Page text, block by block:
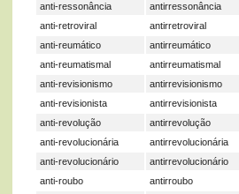
anti-ressonância
antirressonância
anti-retroviral
antirretroviral
anti-reumático
antirreumático
anti-reumatismal
antirreumatismal
anti-revisionismo
antirrevisionismo
anti-revisionista
antirrevisionista
anti-revolução
antirrevolução
anti-revolucionária
antirrevolucionária
anti-revolucionário
antirrevolucionário
anti-roubo
antirroubo